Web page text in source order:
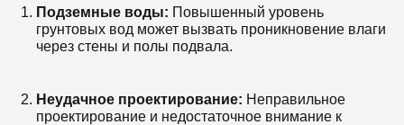
Подземные воды: Повышенный уровень
грунтовых вод может вызвать проникновение влаги
через стены и полы подвала.
Неудачное проектирование: Неправильное
проектирование и недостаточное внимание к